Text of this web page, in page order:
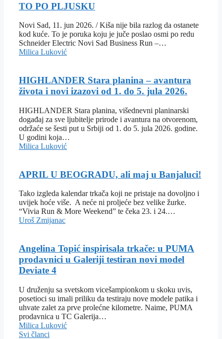
TO PO PLJUSKU
Novi Sad, 11. jun 2026. / Kiša nije bila razlog da ostanete
kod kuće. To je poruka koju je juče poslao osmi po redu
Schneider Electric Novi Sad Business Run –…
Milica Luković
HIGHLANDER Stara planina – avantura
života i novi izazovi od 1. do 5. jula 2026.
HIGHLANDER Stara planina, višednevni planinarski
događaj za sve ljubitelje prirode i avantura na otvorenom,
održaće se šesti put u Srbiji od 1. do 5. jula 2026. godine.
U godini koja…
Milica Luković
APRIL U BEOGRADU, ali maj u Banjaluci!
Tako izgleda kalendar trkača koji ne pristaje na dovoljno i
uvijek hoće više. A neće ni proljeće bez velike žurke.
“Vivia Run & More Weekend” te čeka 23. i 24.…
Uroš Zmijanac
Angelina Topić inspirisala trkače: u PUMA
prodavnici u Galeriji testiran novi model
Deviate 4
U druženju sa svetskom vicešampionkom u skoku uvis,
posetioci su imali priliku da testiraju nove modele patika i
uhvate zalet za prve prolećne kilometre. Naime, PUMA
prodavnica u TC Galerija…
Milica Luković
Svi članci